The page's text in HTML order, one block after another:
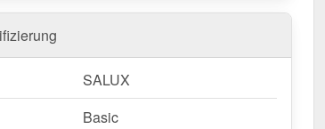
SALUX
Basic